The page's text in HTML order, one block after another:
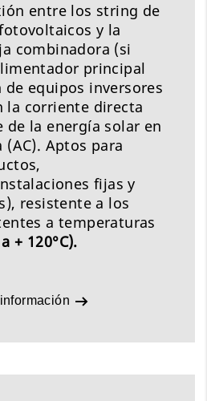
entre los string de
y la
combinadora (si
principal
equipos inversores
la corriente directa
de la energía solar en
Aptos para
fijas y
resistente a los
a temperaturas
+ 120°C).